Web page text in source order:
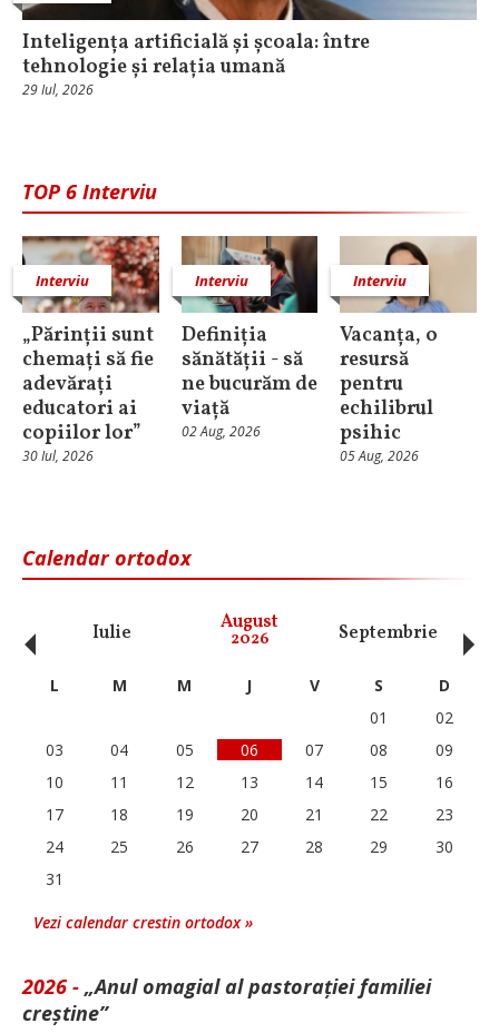
Inteligența artificială și școala: între
tehnologie și relația umană
29 Iul, 2026
TOP 6 Interviu
Interviu
„Părinții sunt
chemați să fie
adevărați
educatori ai
copiilor lor”
30 Iul, 2026
Interviu
Definiția
sănătății - să
ne bucurăm de
viață
02 Aug, 2026
Interviu
Vacanța, o
resursă
pentru
echilibrul
psihic
05 Aug, 2026
Calendar ortodox
Iulie August
2026 Septembrie
‹ L M M J V S
D
01
02
03
04 05 06 07 08
09
10
11 12 13 14 15
16
17
18 19 20 21 22
23
24
25 26 27 28 29
30
31
Vezi calendar crestin ortodox »
2026 - „Anul omagial al pastorației familiei
creștine”